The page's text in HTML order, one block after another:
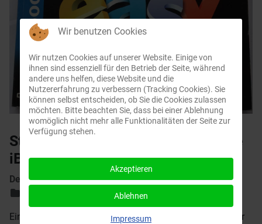
Steinberg: Sams Teach Yourself the
iBook in 24 Hours
Details
Eine praktische Schritt-für-Schritt-Anleitung, die den Leser
Wir benutzen Cookies
Wir nutzen Cookies auf unserer Website. Einige von
ihnen sind essenziell für den Betrieb der Seite, während
andere uns helfen, diese Website und die
Nutzererfahrung zu verbessern (Tracking Cookies). Sie
können selbst entscheiden, ob Sie die Cookies zulassen
möchten. Bitte beachten Sie, dass bei einer Ablehnung
womöglich nicht mehr alle Funktionalitäten der Seite zur
Verfügung stehen.
Akzeptieren
Ablehnen
Impressum